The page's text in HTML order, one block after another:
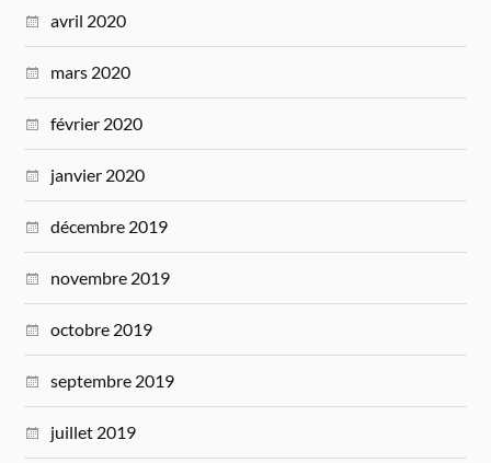
avril 2020
mars 2020
février 2020
janvier 2020
décembre 2019
novembre 2019
octobre 2019
septembre 2019
juillet 2019